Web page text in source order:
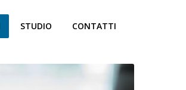
CONTATTI
STUDIO